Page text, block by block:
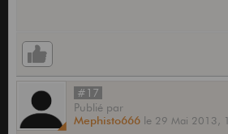
#17
Publié par
Mephisto666 le 29 Mai 2013,